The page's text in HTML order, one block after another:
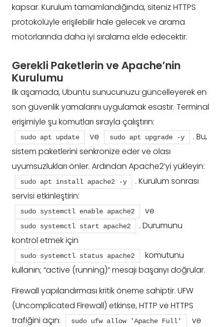
kapsar. Kurulum tamamlandığında, siteniz HTTPS
protokolüyle erişilebilir hale gelecek ve arama
motorlarında daha iyi sıralama elde edecektir.
Gerekli Paketlerin ve Apache’nin
Kurulumu
İlk aşamada, Ubuntu sunucunuzu güncelleyerek en
son güvenlik yamalarını uygulamak esastır. Terminal
erişimiyle şu komutları sırayla çalıştırın:
sudo apt update ve sudo apt upgrade -y
. Bu,
sistem paketlerini senkronize eder ve olası
uyumsuzlukları önler. Ardından Apache2’yi yükleyin:
sudo apt install apache2 -y
. Kurulum sonrası
servisi etkinleştirin:
sudo systemctl enable apache2 ve
sudo systemctl start apache2
. Durumunu
kontrol etmek için
sudo systemctl status apache2
komutunu
kullanın; “active (running)” mesajı başarıyı doğrular.
Firewall yapılandırması kritik öneme sahiptir. UFW
(Uncomplicated Firewall) etkinse, HTTP ve HTTPS
trafiğini açın:
sudo ufw allow 'Apache Full' ve